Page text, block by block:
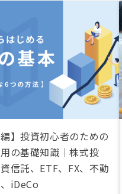
編】投資初心者のための
の基礎知識｜株式投
信託、ETF、FX、不動
iDeCo